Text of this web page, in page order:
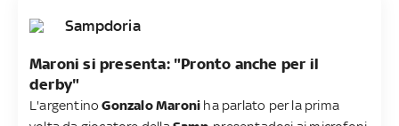
Sampdoria
Maroni si presenta: "Pronto anche per il
derby"
L'argentinoGonzalo Maroni ha parlato per la prima